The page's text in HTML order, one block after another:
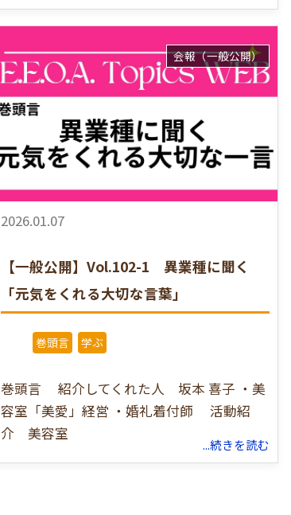
2026.01.07
【一般公開】Vol.102-1 異業種に聞く
「元気をくれる大切な言葉」
会報（一般公開）
巻頭言 学ぶ
巻頭言 紹介してくれた人 坂本 喜子 ・美
容室「美愛」経営 ・婚礼着付師 活動紹
介 美容室
...続きを読む